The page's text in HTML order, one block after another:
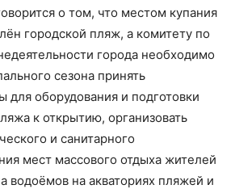
о том, что местом купания
городской пляж, а комитету по
города необходимо
сезона принять
оборудования и подготовки
к открытию, организовать
и санитарного
мест массового отдыха жителей
водоёмов на акваториях пляжей и